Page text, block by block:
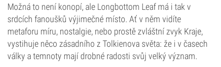
Možná to není konopí, ale Longbottom Leaf má i tak v
srdcích fanoušků výjimečné místo. Ať v něm vidíte
metaforu míru, nostalgie, nebo prostě zvláštní zvyk Kraje,
vystihuje něco zásadního z Tolkienova světa: že i v časech
války a temnoty mají drobné radosti svůj velký význam.